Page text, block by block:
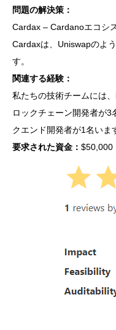
問題の解決策：
Cardax – Cardanoエコシ
Cardaxは、Uniswapのよ
す。
関連する経験：
私たちの技術チームには
ロックチェーン開発者が3
クエンド開発者が1名いま
要求された資金： $50,000